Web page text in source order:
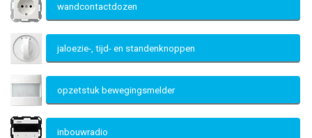
wandcontactdozen
jaloezie-, tijd- en standenknoppen
opzetstuk bewegingsmelder
inbouwradio